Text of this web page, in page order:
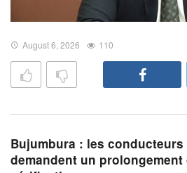
August 6, 2026 110
Bujumbura : les
demandent un prolongement